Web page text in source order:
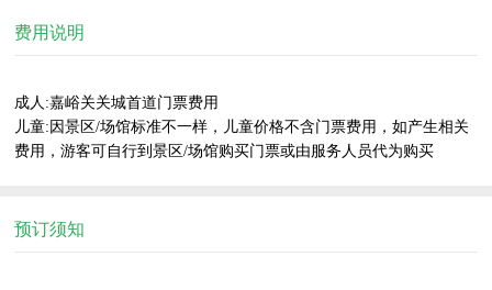
费用说明
成人:嘉峪关关城首道门票费用
儿童:因景区/场馆标准不一样，儿童价格不含门票费用，如产生相关
费用，游客可自行到景区/场馆购买门票或由服务人员代为购买
预订须知